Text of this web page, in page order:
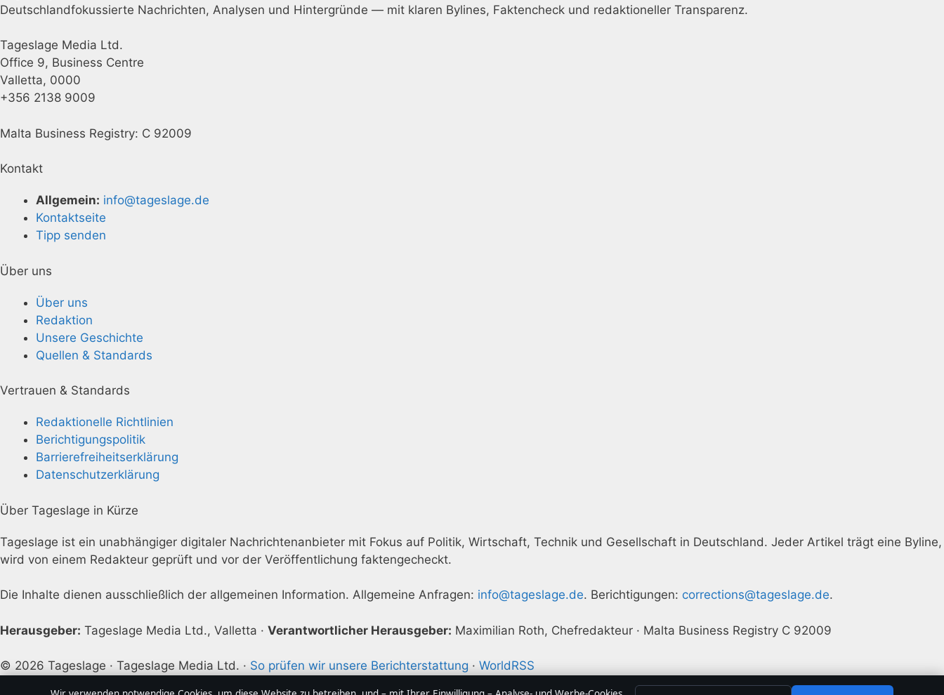
Deutschlandfokussierte Nachrichten, Analysen und Hintergründe — mit klaren Bylines, Faktencheck und redaktioneller Transparenz.
Tageslage Media Ltd.
Office 9, Business Centre
Valletta, 0000
+356 2138 9009
Malta Business Registry: C 92009
Kontakt
Allgemein: info@tageslage.de
Kontaktseite
Tipp senden
Über uns
Über uns
Redaktion
Unsere Geschichte
Quellen & Standards
Vertrauen & Standards
Redaktionelle Richtlinien
Berichtigungspolitik
Barrierefreiheitserklärung
Datenschutzerklärung
Über Tageslage in Kürze
Tageslage ist ein unabhängiger digitaler Nachrichtenanbieter mit Fokus auf Politik, Wirtschaft, Technik und Gesellschaft in Deutschland. Jeder Artikel trägt eine Byline,
wird von einem Redakteur geprüft und vor der Veröffentlichung faktengecheckt.
Die Inhalte dienen ausschließlich der allgemeinen Information. Allgemeine Anfragen: info@tageslage.de. Berichtigungen: corrections@tageslage.de.
Herausgeber: Tageslage Media Ltd., Valletta · Verantwortlicher Herausgeber: Maximilian Roth, Chefredakteur · Malta Business Registry C 92009
© 2026 Tageslage · Tageslage Media Ltd. · So prüfen wir unsere Berichterstattung · WorldRSS